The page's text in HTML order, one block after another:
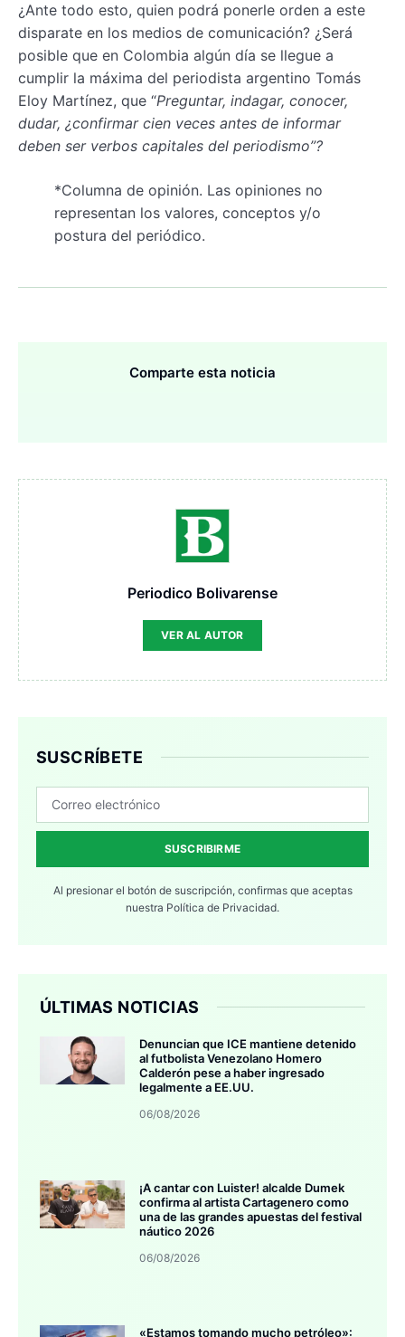
¿Ante todo esto, quien podrá ponerle orden a este
disparate en los medios de comunicación? ¿Será
posible que en Colombia algún día se llegue a
cumplir la máxima del periodista argentino Tomás
Eloy Martínez, que “Preguntar, indagar, conocer,
dudar, ¿confirmar cien veces antes de informar
deben ser verbos capitales del periodismo”?
*Columna de opinión. Las opiniones no
representan los valores, conceptos y/o
postura del periódico.
Comparte esta noticia
Periodico Bolivarense
VER AL AUTOR
SUSCRÍBETE
SUSCRIBIRME
Al presionar el botón de suscripción, confirmas que aceptas
nuestra Política de Privacidad.
ÚLTIMAS NOTICIAS
Denuncian que ICE mantiene detenido
al futbolista Venezolano Homero
Calderón pese a haber ingresado
legalmente a EE.UU.
06/08/2026
¡A cantar con Luister! alcalde Dumek
confirma al artista Cartagenero como
una de las grandes apuestas del festival
náutico 2026
06/08/2026
«Estamos tomando mucho petróleo»: